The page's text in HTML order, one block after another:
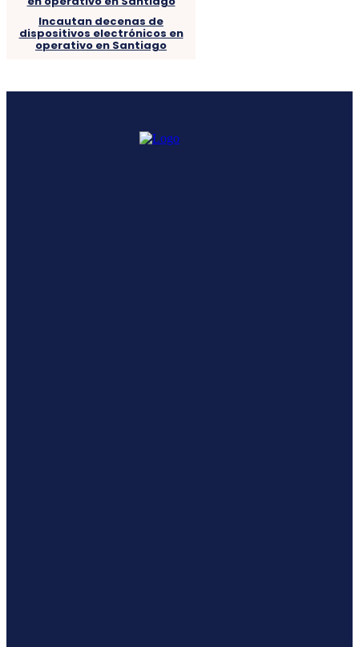
Incautan decenas de
dispositivos electrónicos en
operativo en Santiago